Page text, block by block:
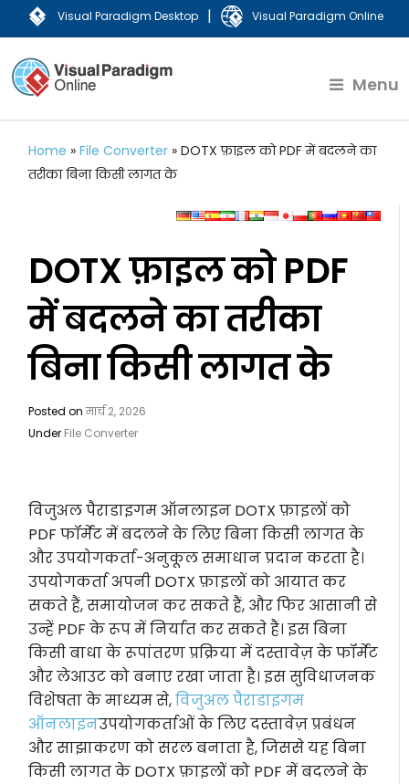
Visual Paradigm Desktop | Visual Paradigm Online
Menu
Home »File Converter »DOTX फ़ाइल को PDF में बदलने का
तरीका बिना किसी लागत के
DOTX फ़ाइल को PDF
में बदलने का तरीका
बिना किसी लागत के
Posted onमार्च 2, 2026
Under File Converter
विजुअल पैराडाइगम ऑनलाइन DOTX फ़ाइलों को
PDF फॉर्मेट में बदलने के लिए बिना किसी लागत के
और उपयोगकर्ता-अनुकूल समाधान प्रदान करता है।
उपयोगकर्ता अपनी DOTX फ़ाइलों को आयात कर
सकते हैं, समायोजन कर सकते हैं, और फिर आसानी से
उन्हें PDF के रूप में निर्यात कर सकते हैं। इस बिना
किसी बाधा के रूपांतरण प्रक्रिया में दस्तावेज़ के फॉर्मेट
और लेआउट को बनाए रखा जाता है। इस सुविधाजनक
विशेषता के माध्यम से,विजुअल पैराडाइगम
ऑनलाइनउपयोगकर्ताओं के लिए दस्तावेज़ प्रबंधन
और साझाकरण को सरल बनाता है, जिससे यह बिना
किसी लागत के DOTX फ़ाइलों को PDF में बदलने के